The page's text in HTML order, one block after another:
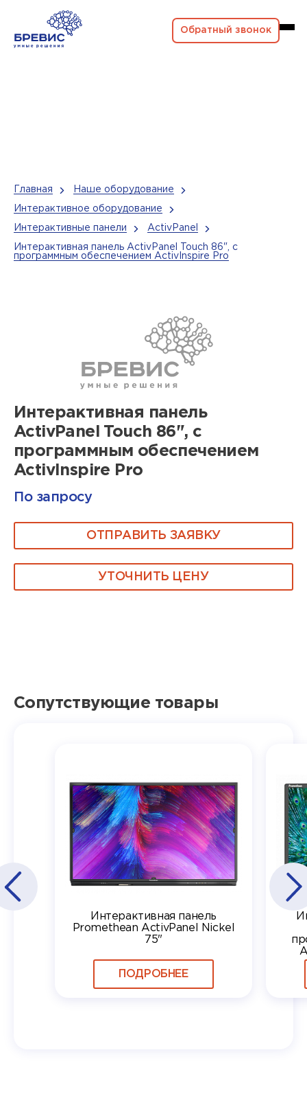
Обратный звонок
Главная Наше оборудование
Интерактивное оборудование
Интерактивные панели ActivPanel
Интерактивная панель ActivPanel Touch 86", с
программным обеспечением ActivInspire Pro
Интерактивная панель
ActivPanel Touch 86", с
программным обеспечением
ActivInspire Pro
По запросу
ОТПРАВИТЬ ЗАЯВКУ
УТОЧНИТЬ ЦЕНУ
Сопутствующие товары
Интерактивная панель
Promethean ActivPanel Nickel
75"
ПОДРОБНЕЕ